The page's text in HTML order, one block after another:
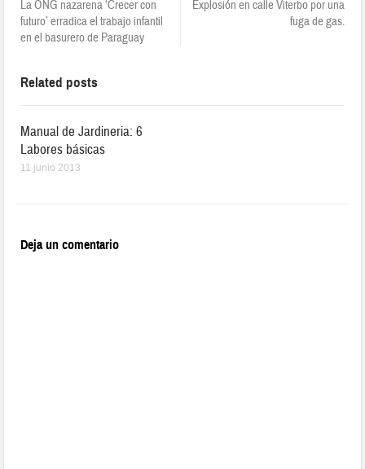
La ONG nazarena ‘Crecer con
futuro’ erradica el trabajo infantil
en el basurero de Paraguay
Explosión en calle Viterbo por una
fuga de gas.
Related posts
Manual de Jardineria: 6
Labores básicas
11 junio 2013
Deja un comentario